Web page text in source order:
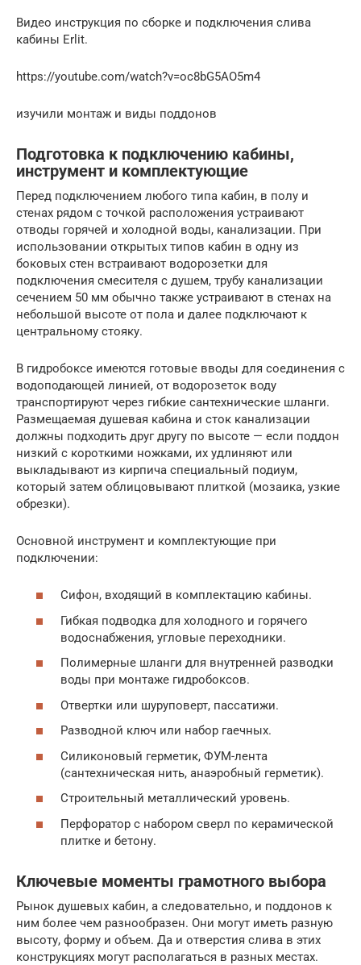
Видео инструкция по сборке и подключения слива
кабины Erlit.
https://youtube.com/watch?v=oc8bG5AO5m4
изучили монтаж и виды поддонов
Подготовка к подключению кабины,
инструмент и комплектующие
Перед подключением любого типа кабин, в полу и
стенах рядом с точкой расположения устраивают
отводы горячей и холодной воды, канализации. При
использовании открытых типов кабин в одну из
боковых стен встраивают водорозетки для
подключения смесителя с душем, трубу канализации
сечением 50 мм обычно также устраивают в стенах на
небольшой высоте от пола и далее подключают к
центральному стояку.
В гидробоксе имеются готовые вводы для соединения с
водоподающей линией, от водорозеток воду
транспортируют через гибкие сантехнические шланги.
Размещаемая душевая кабина и сток канализации
должны подходить друг другу по высоте — если поддон
низкий с короткими ножками, их удлиняют или
выкладывают из кирпича специальный подиум,
который затем облицовывают плиткой (мозаика, узкие
обрезки).
Основной инструмент и комплектующие при
подключении:
Сифон, входящий в комплектацию кабины.
Гибкая подводка для холодного и горячего
водоснабжения, угловые переходники.
Полимерные шланги для внутренней разводки
воды при монтаже гидробоксов.
Отвертки или шуруповерт, пассатижи.
Разводной ключ или набор гаечных.
Силиконовый герметик, ФУМ-лента
(сантехническая нить, анаэробный герметик).
Строительный металлический уровень.
Перфоратор с набором сверл по керамической
плитке и бетону.
Ключевые моменты грамотного выбора
Рынок душевых кабин, а следовательно, и поддонов к
ним более чем разнообразен. Они могут иметь разную
высоту, форму и объем. Да и отверстия слива в этих
конструкциях могут располагаться в разных местах.